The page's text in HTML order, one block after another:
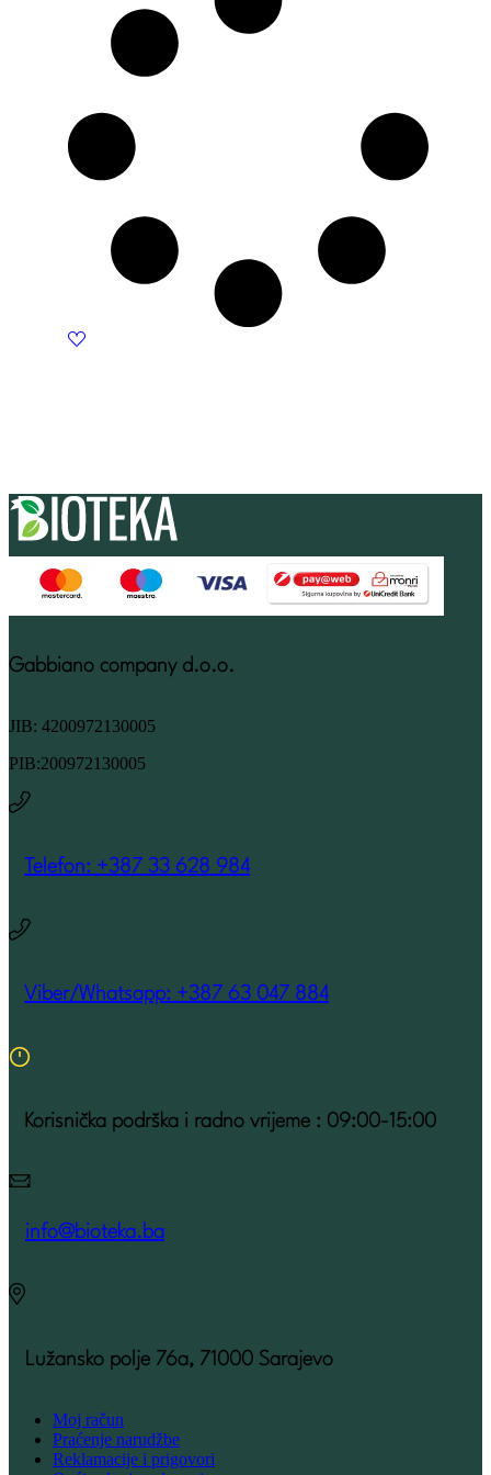
Gabbiano company d.o.o.
JIB: 4200972130005
PIB:200972130005
Telefon: +387 33 628 984
Viber/Whatsapp: +387 63 047 884
Korisnička podrška i radno vrijeme : 09:00-15:00
info@bioteka.ba
Lužansko polje 76a, 71000 Sarajevo
Moj račun
Praćenje narudžbe
Reklamacije i prigovori